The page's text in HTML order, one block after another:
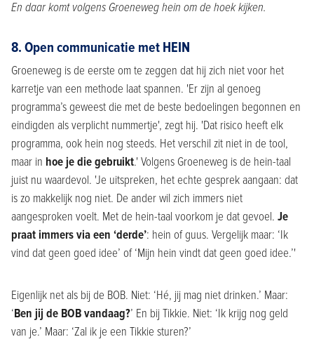
En daar komt volgens Groeneweg hein om de hoek kijken.
8. Open communicatie met HEIN
Groeneweg is de eerste om te zeggen dat hij zich niet voor het
karretje van een methode laat spannen. 'Er zijn al genoeg
programma’s geweest die met de beste bedoelingen begonnen en
eindigden als verplicht nummertje', zegt hij. 'Dat risico heeft elk
programma, ook hein nog steeds. Het verschil zit niet in de tool,
maar in hoe je die gebruikt.' Volgens Groeneweg is de hein-taal
juist nu waardevol. 'Je uitspreken, het echte gesprek aangaan: dat
is zo makkelijk nog niet. De ander wil zich immers niet
aangesproken voelt. Met de hein-taal voorkom je dat gevoel. Je
praat immers via een ‘derde’: hein of guus. Vergelijk maar: ‘Ik
vind dat geen goed idee’ of ‘Mijn hein vindt dat geen goed idee.’'
Eigenlijk net als bij de BOB. Niet: ‘Hé, jij mag niet drinken.’ Maar:
‘Ben jij de BOB vandaag?’ En bij Tikkie. Niet: ‘Ik krijg nog geld
van je.’ Maar: ‘Zal ik je een Tikkie sturen?’